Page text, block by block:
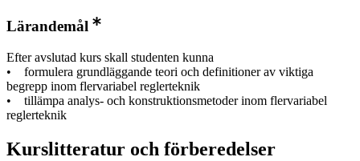
Lärandemål
Efter avslutad kurs skall studenten kunna
• formulera grundläggande teori och definitioner av viktiga
begrepp inom flervariabel reglerteknik
• tillämpa analys- och konstruktionsmetoder inom flervariabel
reglerteknik
Kurslitteratur och förberedelser